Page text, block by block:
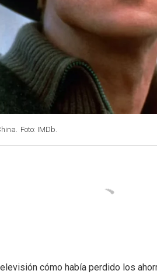
Foto: IMDb.
cómo había perdido los